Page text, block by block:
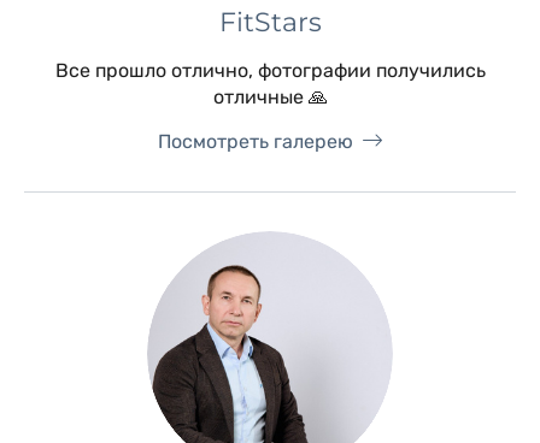
FitStars
Все прошло отлично, фотографии получились
отличные 🙏
Посмотреть галерею